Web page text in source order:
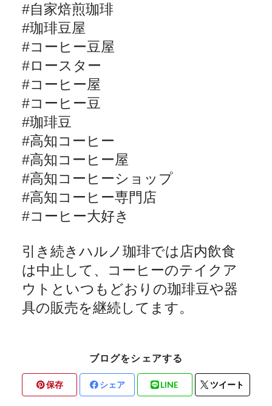
#自家焙煎珈琲
#珈琲豆屋
#コーヒー豆屋
#ロースター
#コーヒー屋
#コーヒー豆
#珈琲豆
#高知コーヒー
#高知コーヒー屋
#高知コーヒーショップ
#高知コーヒー専門店
#コーヒー大好き
引き続きハルノ珈琲では店内飲食
は中止して、コーヒーのテイクア
ウトといつもどおりの珈琲豆や器
具の販売を継続してます。
ブログをシェアする
保存 シェア LINE ツイート